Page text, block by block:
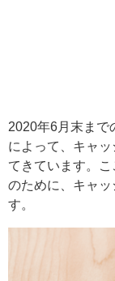
2020年6月末まで
によって、キャ
てきています。
のために、キャ
す。